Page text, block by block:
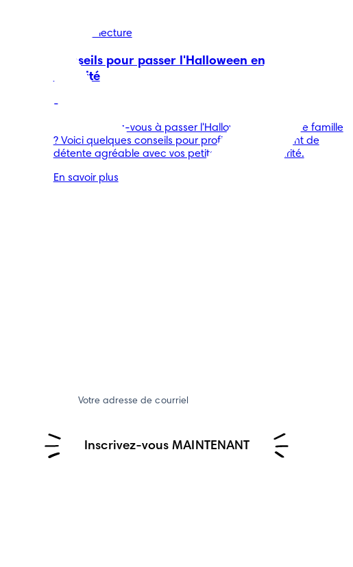
tout
2 min de lecture
Conseils pour passer l'Halloween en toute
sécurité
-
Vous apprêtez-vous à passer l'Halloween avec votre famille
? Voici quelques conseils pour profiter d'un moment de
détente agréable avec vos petits, en toute sécurité.
En savoir plus
Votre adresse de courriel
Inscrivez-vous MAINTENANT